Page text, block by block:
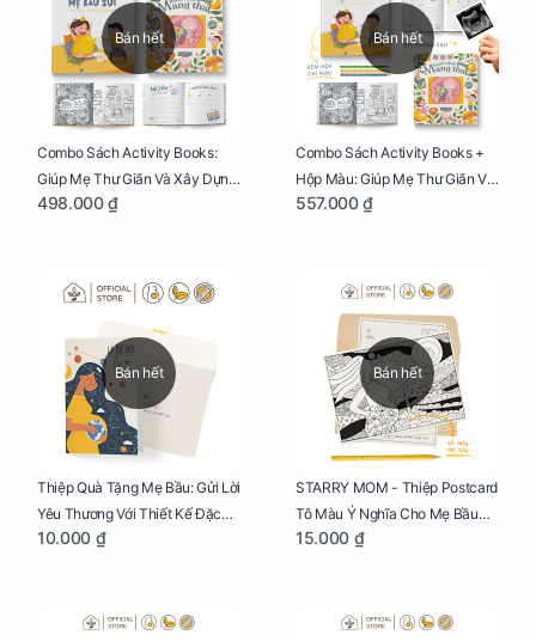
Bán hết
Combo Sách Activity Books:
Giúp Mẹ Thư Giãn Và Xây Dựng
Thai Kỳ Chu Đáo
498.000 ₫
Bán hết
Combo Sách Activity Books +
Hộp Màu: Giúp Mẹ Thư Giãn Và
Xây Dựng Thai Kỳ Chu Đáo
557.000 ₫
Bán hết
Thiệp Quà Tặng Mẹ Bầu: Gửi Lời
Yêu Thương Với Thiết Kế Đặc
Biệt Dành Riêng Cho Mẹ Bầu
10.000 ₫
Bán hết
STARRY MOM - Thiệp Postcard
Tô Màu Ý Nghĩa Cho Mẹ Bầu
Sáng Tạo, Thư Giãn Và Hạnh
15.000 ₫